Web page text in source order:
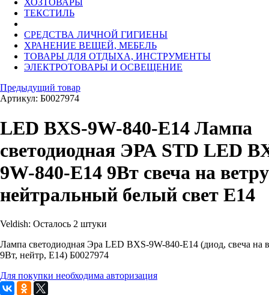
ХОЗТОВАРЫ
ТЕКСТИЛЬ
СРЕДСТВА ЛИЧНОЙ ГИГИЕНЫ
ХРАНЕНИЕ ВЕЩЕЙ, МЕБЕЛЬ
ТОВАРЫ ДЛЯ ОТДЫХА, ИНСТРУМЕНТЫ
ЭЛЕКТРОТОВАРЫ И ОСВЕЩЕНИЕ
Предыдущий товар
Артикул: Б0027974
LED BXS-9W-840-E14 Лампа
светодиодная ЭРА STD LED
9W-840-E14 9Вт свеча на ветру
нейтральный белый свет Е14
Veldish: Осталось 2 штуки
Лампа светодиодная Эра LED BXS-9W-840-E14 (диод, свеча на
9Вт, нейтр, E14) Б0027974
Для покупки необходима авторизация